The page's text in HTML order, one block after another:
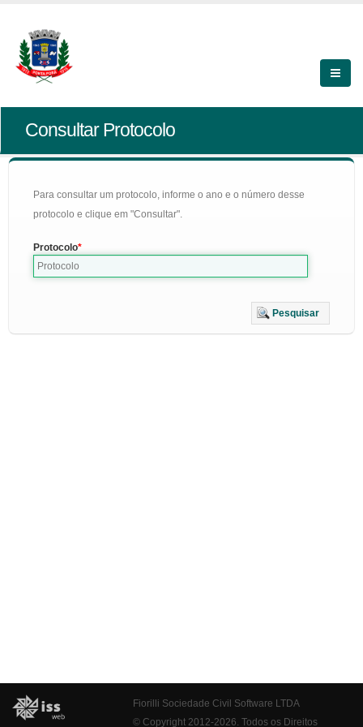
Consultar Protocolo
Para consultar um protocolo, informe o ano e o número desse
protocolo e clique em "Consultar".
Protocolo
Pesquisar
Fiorilli Sociedade Civil Software LTDA
© Copyright 2012-2026. Todos os Direitos